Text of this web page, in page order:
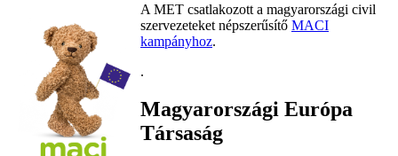
A MET csatlakozott a magyarországi civil
szervezeteket népszerűsítő MACI
kampányhoz.
.
Magyarországi Európa
Társaság